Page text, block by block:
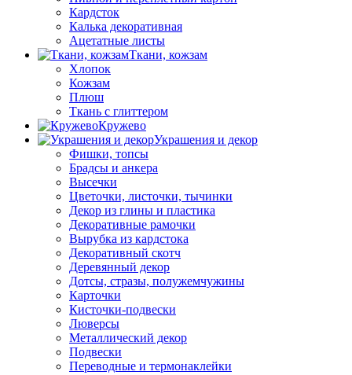
Кардсток
Калька декоративная
Ацетатные листы
Ткани, кожзам
Хлопок
Кожзам
Плюш
Ткань с глиттером
Кружево
Украшения и декор
Фишки, топсы
Брадсы и анкера
Высечки
Цветочки, листочки, тычинки
Декор из глины и пластика
Декоративные рамочки
Вырубка из кардстока
Декоративный скотч
Деревянный декор
Дотсы, стразы, полужемчужины
Карточки
Кисточки-подвески
Люверсы
Металлический декор
Подвески
Переводные и термонаклейки